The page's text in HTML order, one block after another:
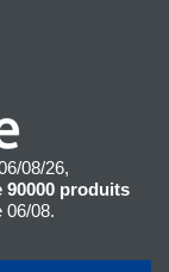
08/26,
90000 produits
06/08.